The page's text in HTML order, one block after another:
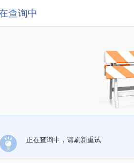
查询中
正在查询中，请刷新重试